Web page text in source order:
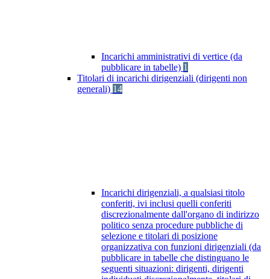
Incarichi amministrativi di vertice (da
pubblicare in tabelle) 1
Titolari di incarichi dirigenziali (dirigenti non
generali) 14
Incarichi dirigenziali, a qualsiasi titolo
conferiti, ivi inclusi quelli conferiti
discrezionalmente dall'organo di indirizzo
politico senza procedure pubbliche di
selezione e titolari di posizione
organizzativa con funzioni dirigenziali (da
pubblicare in tabelle che distinguano le
seguenti situazioni: dirigenti, dirigenti